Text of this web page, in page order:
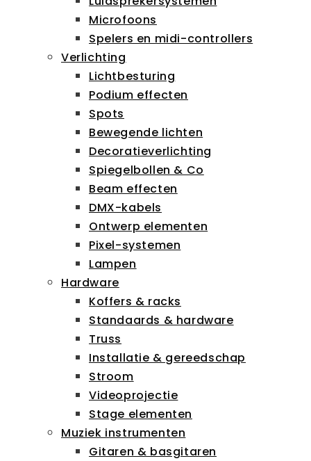
Microfoons
Spelers en midi-controllers
Verlichting
Lichtbesturing
Podium effecten
Spots
Bewegende lichten
Decoratieverlichting
Spiegelbollen & Co
Beam effecten
DMX-kabels
Ontwerp elementen
Pixel-systemen
Lampen
Hardware
Koffers & racks
Standaards & hardware
Truss
Installatie & gereedschap
Stroom
Videoprojectie
Stage elementen
Muziek instrumenten
Gitaren & basgitaren